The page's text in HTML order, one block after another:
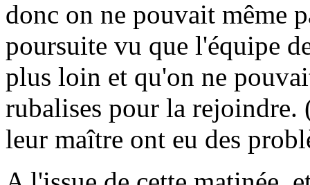
donc on ne pouvait même
poursuite vu que l'équipe
plus loin et qu'on ne
rubalises pour la rejoindre.
leur maître ont eu des